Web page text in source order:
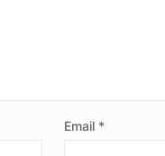
Email *